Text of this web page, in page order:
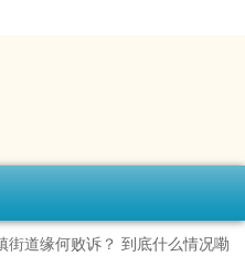
街道缘何败诉？ 到底什么情况嘞